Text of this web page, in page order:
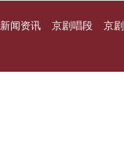
新闻资讯 京剧唱段 京